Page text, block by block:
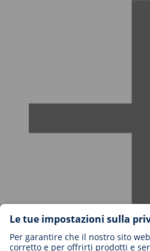
Carriere in BIOTRONIK